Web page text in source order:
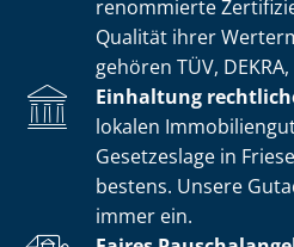
renommierte
Qualität ihrer
gehören TÜV,
Einhaltung
lokalen
Gesetzeslage in
bestens. Unsere
immer ein.